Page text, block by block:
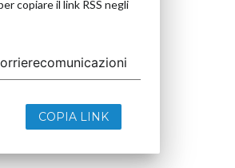
copiare il link RSS negli
COPIA LINK